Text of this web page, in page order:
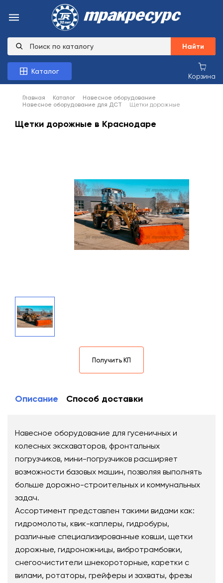
Найти
Каталог
Корзина
Главная Каталог
Навесное оборудование
Навесное оборудование для ДСТ
Щетки дорожные
Щетки дорожные в Краснодаре
Получить КП
Описание Способ доставки
Навесное оборудование для гусеничных и
колесных экскаваторов, фронтальных
погрузчиков, мини-погрузчиков расширяет
возможности базовых машин, позволяя выполнять
больше дорожно-строительных и коммунальных
задач.
Ассортимент представлен такими видами как:
гидромолоты, квик-каплеры, гидробуры,
различные специализированные ковши, щетки
дорожные, гидроножницы, вибротрамбовки,
снегоочистители шнекороторные, каретки с
вилами, ротаторы, грейферы и захваты, фрезы